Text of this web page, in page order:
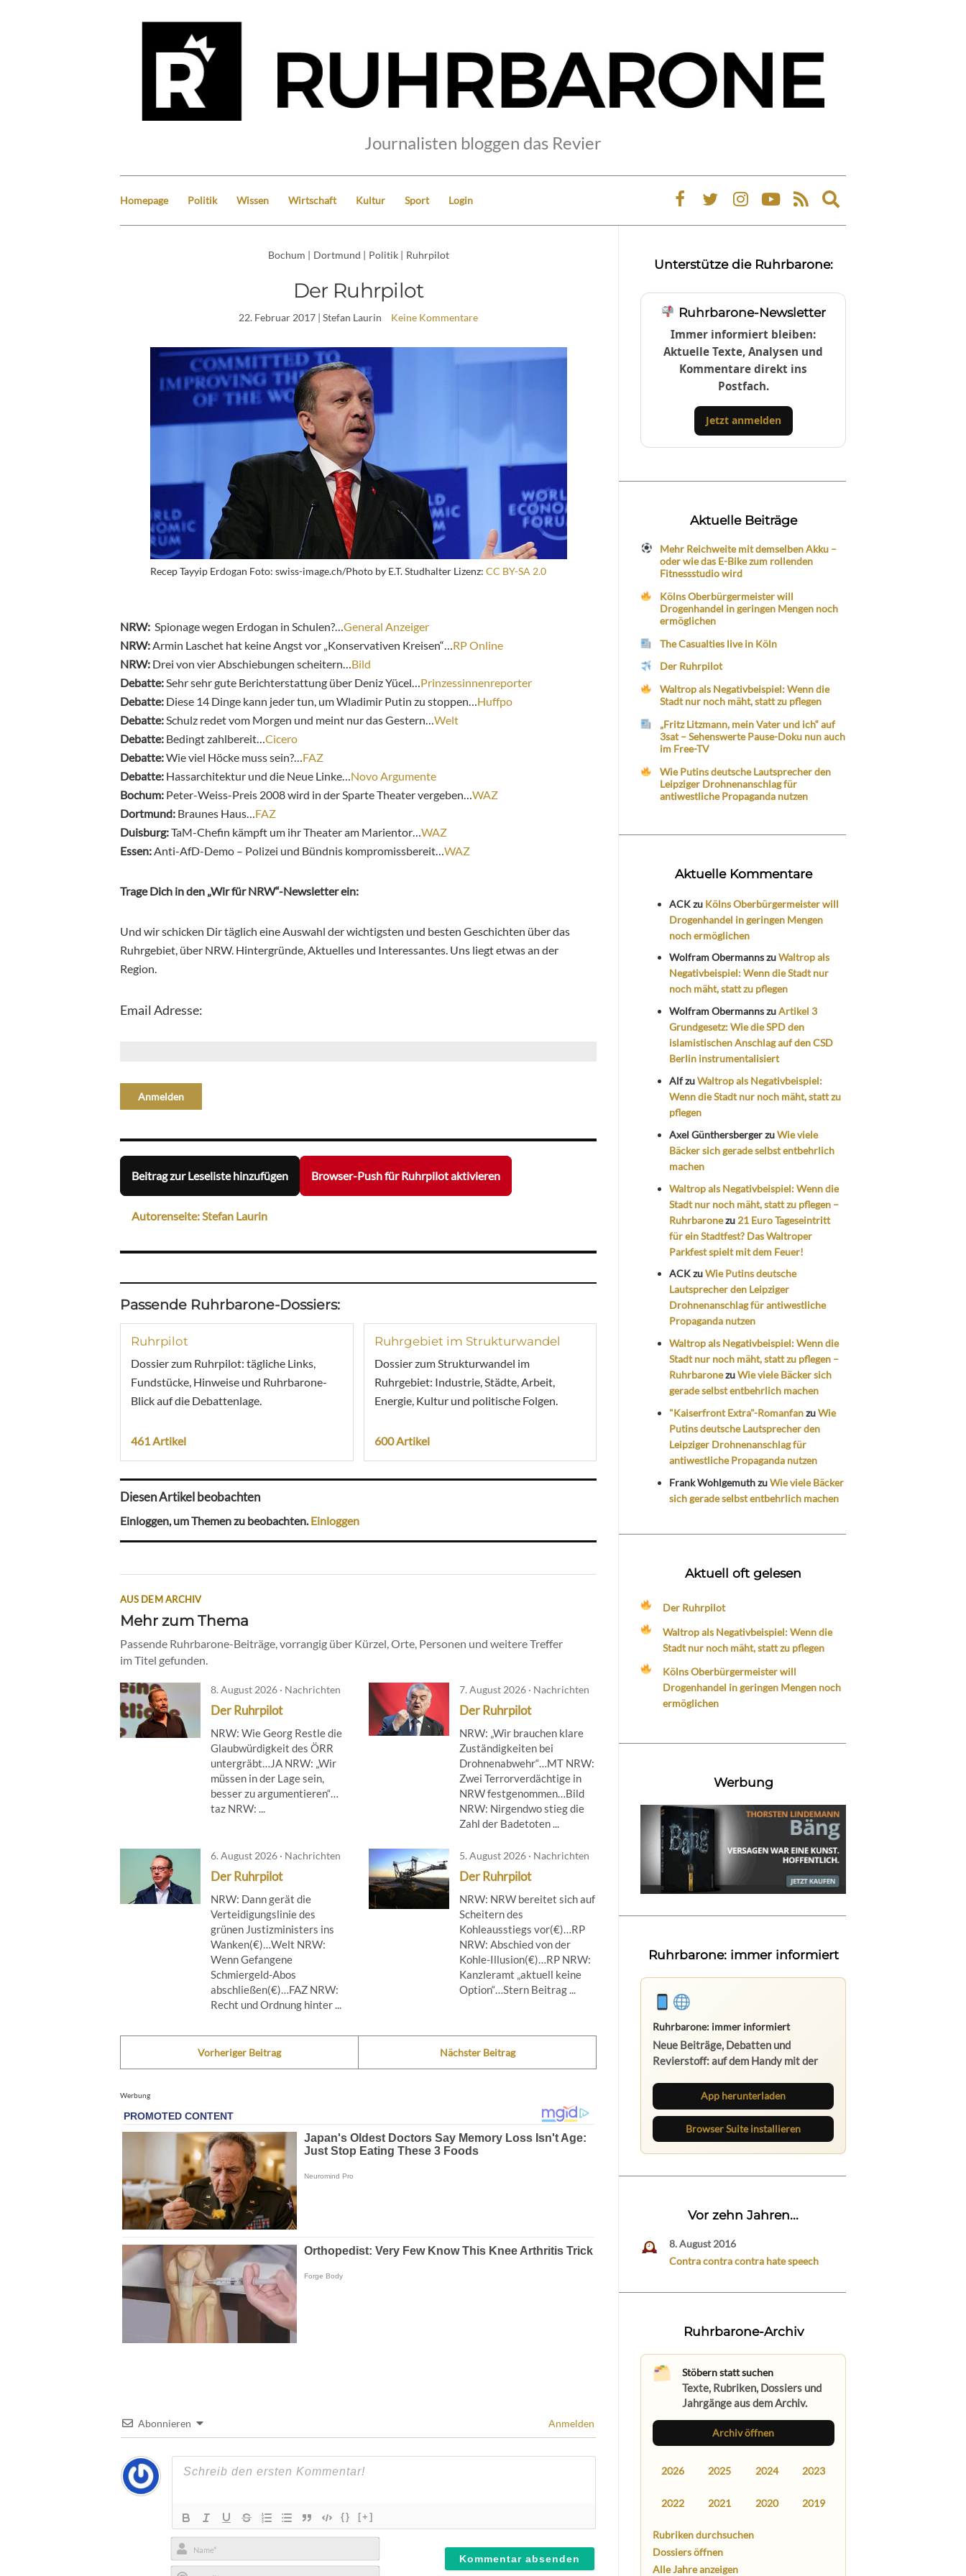
Journalisten bloggen das Revier
Homepage Politik Wissen Wirtschaft Kultur Sport Login
Expand
search
Bochum | Dortmund | Politik | Ruhrpilot
Der Ruhrpilot
22. Februar 2017 | Stefan Laurin Keine Kommentare
Recep Tayyip Erdogan Foto: swiss-image.ch/Photo by E.T. Studhalter Lizenz: CC BY-SA 2.0
NRW: Spionage wegen Erdogan in Schulen?… General Anzeiger
NRW: Armin Laschet hat keine Angst vor „Konservativen Kreisen“… RP Online
NRW: Drei von vier Abschiebungen scheitern… Bild
Debatte: Sehr sehr gute Berichterstattung über Deniz Yücel… Prinzessinnenreporter
Debatte: Diese 14 Dinge kann jeder tun, um Wladimir Putin zu stoppen… Huffpo
Debatte: Schulz redet vom Morgen und meint nur das Gestern… Welt
Debatte: Bedingt zahlbereit… Cicero
Debatte:Wie viel Höcke muss sein?… FAZ
Debatte: Hassarchitektur und die Neue Linke… Novo Argumente
Bochum: Peter-Weiss-Preis 2008 wird in der Sparte Theater vergeben… WAZ
Dortmund: Braunes Haus… FAZ
Duisburg:TaM-Chefin kämpft um ihr Theater am Marientor… WAZ
Essen: Anti-AfD-Demo – Polizei und Bündnis kompromissbereit… WAZ
Trage Dich in den „Wir für NRW“-Newsletter ein:
Und wir schicken Dir täglich eine Auswahl der wichtigsten und besten Geschichten über das
Ruhrgebiet, über NRW. Hintergründe, Aktuelles und Interessantes. Uns liegt etwas an der
Region.
Email Adresse:
Beitrag zur Leseliste hinzufügen Browser-Push für Ruhrpilot aktivieren
Autorenseite: Stefan Laurin
Passende Ruhrbarone-Dossiers:
Ruhrpilot
Dossier zum Ruhrpilot: tägliche Links,
Fundstücke, Hinweise und Ruhrbarone-
Blick auf die Debattenlage.
461 Artikel
Ruhrgebiet im Strukturwandel
Dossier zum Strukturwandel im
Ruhrgebiet: Industrie, Städte, Arbeit,
Energie, Kultur und politische Folgen.
600 Artikel
Diesen Artikel beobachten
Einloggen, um Themen zu beobachten.Einloggen
AUS DEM ARCHIV
Mehr zum Thema
Passende Ruhrbarone-Beiträge, vorrangig über Kürzel, Orte, Personen und weitere Treffer
im Titel gefunden.
8. August 2026 · Nachrichten
Der Ruhrpilot
NRW: Wie Georg Restle die
Glaubwürdigkeit des ÖRR
untergräbt…JA NRW: „Wir
müssen in der Lage sein,
besser zu argumentieren“…
taz NRW: ...
7. August 2026 · Nachrichten
Der Ruhrpilot
NRW: „Wir brauchen klare
Zuständigkeiten bei
Drohnenabwehr“…MT NRW:
Zwei Terrorverdächtige in
NRW festgenommen…Bild
NRW: Nirgendwo stieg die
Zahl der Badetoten ...
6. August 2026 · Nachrichten
Der Ruhrpilot
NRW: Dann gerät die
Verteidigungslinie des
grünen Justizministers ins
Wanken(€)…Welt NRW:
Wenn Gefangene
Schmiergeld-Abos
abschließen(€)…FAZ NRW:
Recht und Ordnung hinter ...
5. August 2026 · Nachrichten
Der Ruhrpilot
NRW: NRW bereitet sich auf
Scheitern des
Kohleausstiegs vor(€)…RP
NRW: Abschied von der
Kohle-Illusion(€)…RP NRW:
Kanzleramt „aktuell keine
Option“…Stern Beitrag ...
Vorheriger Beitrag Nächster Beitrag
Werbung
Abonnieren Anmelden
{} [+]
Name*
Unterstütze die Ruhrbarone:
Ruhrbarone-Newsletter
Immer informiert bleiben:
Aktuelle Texte, Analysen und
Kommentare direkt ins
Postfach.
Jetzt anmelden
Aktuelle Beiträge
Mehr Reichweite mit demselben Akku –
oder wie das E-Bike zum rollenden
Fitnessstudio wird
Kölns Oberbürgermeister will
Drogenhandel in geringen Mengen noch
ermöglichen
The Casualties live in Köln
Der Ruhrpilot
Waltrop als Negativbeispiel: Wenn die
Stadt nur noch mäht, statt zu pflegen
„Fritz Litzmann, mein Vater und ich“ auf
3sat – Sehenswerte Pause-Doku nun auch
im Free-TV
Wie Putins deutsche Lautsprecher den
Leipziger Drohnenanschlag für
antiwestliche Propaganda nutzen
Aktuelle Kommentare
ACKzu Kölns Oberbürgermeister will
Drogenhandel in geringen Mengen
noch ermöglichen
Wolfram ObermannszuWaltrop als
Negativbeispiel: Wenn die Stadt nur
noch mäht, statt zu pflegen
Wolfram ObermannszuArtikel 3
Grundgesetz: Wie die SPD den
islamistischen Anschlag auf den CSD
Berlin instrumentalisiert
AlfzuWaltrop als Negativbeispiel:
Wenn die Stadt nur noch mäht, statt zu
pflegen
Axel GünthersbergerzuWie viele
Bäcker sich gerade selbst entbehrlich
machen
Waltrop als Negativbeispiel: Wenn die
Stadt nur noch mäht, statt zu pflegen –
Ruhrbaronezu 21 Euro Tageseintritt
für ein Stadtfest? Das Waltroper
Parkfest spielt mit dem Feuer!
ACKzuWie Putins deutsche
Lautsprecher den Leipziger
Drohnenanschlag für antiwestliche
Propaganda nutzen
Waltrop als Negativbeispiel: Wenn die
Stadt nur noch mäht, statt zu pflegen –
RuhrbaronezuWie viele Bäcker sich
gerade selbst entbehrlich machen
"Kaiserfront Extra"-RomanfanzuWie
Putins deutsche Lautsprecher den
Leipziger Drohnenanschlag für
antiwestliche Propaganda nutzen
Frank WohlgemuthzuWie viele Bäcker
sich gerade selbst entbehrlich machen
Aktuell oft gelesen
Der Ruhrpilot
Waltrop als Negativbeispiel: Wenn die
Stadt nur noch mäht, statt zu pflegen
Kölns Oberbürgermeister will
Drogenhandel in geringen Mengen noch
ermöglichen
Werbung
Ruhrbarone: immer informiert
Ruhrbarone: immer informiert
Neue Beiträge, Debatten und
Revierstoff: auf dem Handy mit der
Suite.
App herunterladen
Browser Suite installieren
Vor zehn Jahren...
8. August 2016
Contra contra contra hate speech
Ruhrbarone-Archiv
Stöbern statt suchen
Texte, Rubriken, Dossiers und
Jahrgänge aus dem Archiv.
Archiv öffnen
2026 2025 2024 2023
2022 2021 2020 2019
Rubriken durchsuchen
Dossiers öffnen
Alle Jahre anzeigen